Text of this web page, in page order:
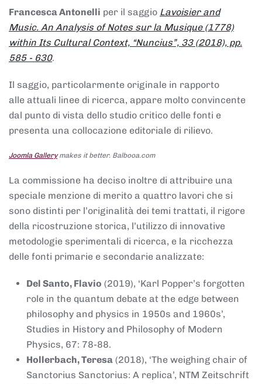
Francesca Antonelli per il saggio Lavoisier and
Music. An Analysis of Notes sur la Musique (1778)
within Its Cultural Context, “Nuncius”, 33 (2018), pp.
585 - 630.
Il saggio, particolarmente originale in rapporto
alle attuali linee di ricerca, appare molto convincente
dal punto di vista dello studio critico delle fonti e
presenta una collocazione editoriale di rilievo.
Joomla Gallerymakes it better. Balbooa.com
La commissione ha deciso inoltre di attribuire una
speciale menzione di merito a quattro lavori che si
sono distinti per l’originalità dei temi trattati, il rigore
della ricostruzione storica, l’utilizzo di innovative
metodologie sperimentali di ricerca, e la ricchezza
delle fonti primarie e secondarie analizzate:
Del Santo, Flavio (2019), ‘Karl Popper’s forgotten
role in the quantum debate at the edge between
philosophy and physics in 1950s and 1960s’,
Studies in History and Philosophy of Modern
Physics, 67: 78-88.
Hollerbach, Teresa (2018), ‘The weighing chair of
Sanctorius Sanctorius: A replica’, NTM Zeitschrift